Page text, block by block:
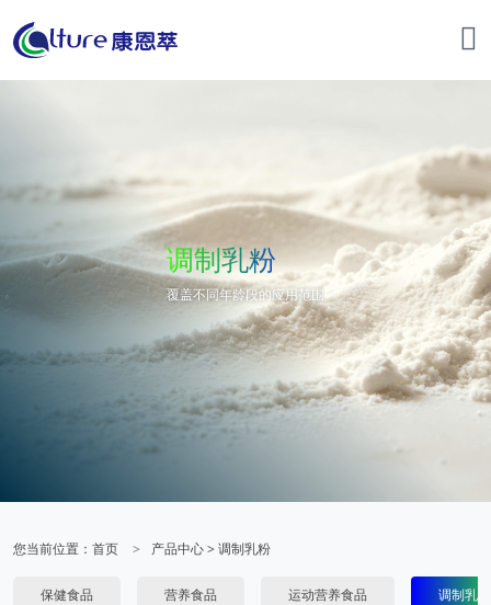
调制乳粉
覆盖不同年龄段的应用范围
您当前位置： 首页 产品中心> 调制乳粉
保健食品 营养食品 运动营养食品 调制乳粉